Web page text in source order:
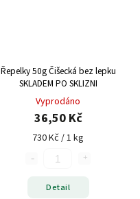
Řepelky 50g Čišecká bez lepku
SKLADEM PO SKLIZNI
Vyprodáno
36,50 Kč
730 Kč / 1 kg
Detail